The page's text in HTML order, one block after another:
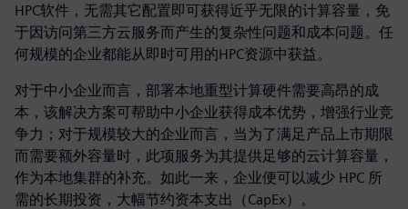
HPC软件，无需其它配置即可获得近乎无限的计算容量，免
于因访问第三方云服务而产生的复杂性问题和成本问题。任
何规模的企业都能从即时可用的HPC资源中获益。
对于中小企业而言，部署本地重型计算硬件需要高昂的成
本，该解决方案可帮助中小企业获得成本优势，增强行业竞
争力；对于规模较大的企业而言，当为了满足产品上市期限
而需要额外容量时，此项服务为其提供足够的云计算容量，
作为本地集群的补充。如此一来，企业便可以减少 HPC 所
需的长期投资，大幅节约资本支出（CapEx）。